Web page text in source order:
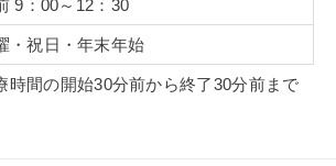
9：00～12：30
・祝日・年末年始
間の開始30分前から終了30分前まで